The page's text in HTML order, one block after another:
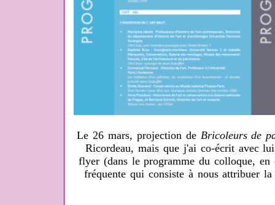
Le 26 mars, projection de Bricoleurs de
Ricordeau, mais que j'ai co-écrit avec
flyer (dans le programme du colloque,
fréquente qui consiste à nous attribuer